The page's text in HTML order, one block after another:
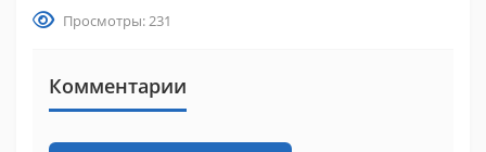
Просмотры: 231
Комментарии